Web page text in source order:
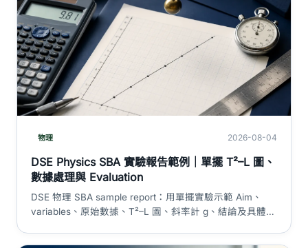
物理 2026-08-04
DSE Physics SBA 實驗報告範例｜單擺 T²–L 圖、
數據處理與 Evaluation
DSE 物理 SBA sample report：用單擺實驗示範 Aim、
variables、原始數據、T²–L 圖、斜率計 g、結論及具體誤